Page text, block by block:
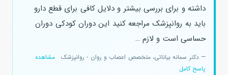
داشته و برای بررسی بیشتر و دلایل کافی برای قطع دارو
باید به روانپزشک مراجعه کنید این دوران کودکی دوران
حساسی است و لازم …
— دکتر سمانه بیاناتی، متخصص اعصاب و روان - روانپزشک
مشاهده
پاسخ کامل